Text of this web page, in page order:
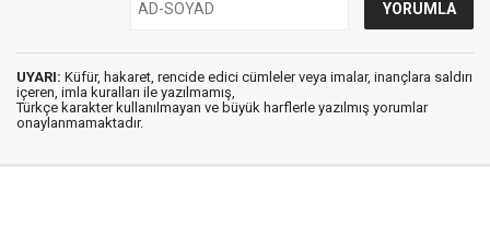
UYARI: Küfür, hakaret, rencide edici cümleler veya imalar, inançlara saldırı
içeren, imla kuralları ile yazılmamış,
Türkçe karakter kullanılmayan ve büyük harflerle yazılmış yorumlar
onaylanmamaktadır.